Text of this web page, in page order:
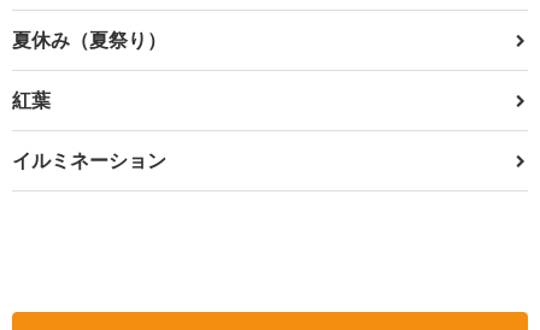
夏休み（夏祭り）
紅葉
イルミネーション